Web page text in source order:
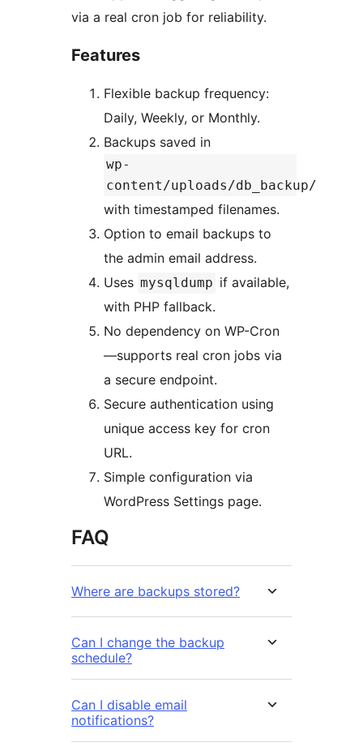
via a real cron job for reliability.
Features
Flexible backup frequency:
Daily, Weekly, or Monthly.
Backups saved in
wp-
content/uploads/db_backup/
with timestamped filenames.
Option to email backups to
the admin email address.
Uses mysqldump if available,
with PHP fallback.
No dependency on WP-Cron
—supports real cron jobs via
a secure endpoint.
Secure authentication using
unique access key for cron
URL.
Simple configuration via
WordPress Settings page.
FAQ
Where are backups stored?
Can I change the backup
schedule?
Can I disable email
notifications?